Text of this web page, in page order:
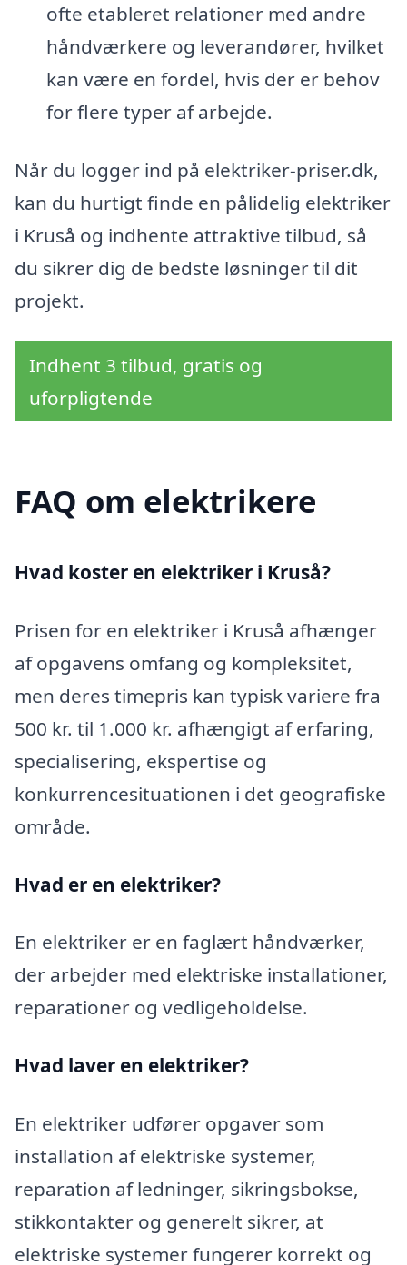
ofte etableret relationer med andre
håndværkere og leverandører, hvilket
kan være en fordel, hvis der er behov
for flere typer af arbejde.
Når du logger ind på elektriker-priser.dk,
kan du hurtigt finde en pålidelig elektriker
i Kruså og indhente attraktive tilbud, så
du sikrer dig de bedste løsninger til dit
projekt.
Indhent 3 tilbud, gratis og
uforpligtende
FAQ om elektrikere
Hvad koster en elektriker i Kruså?
Prisen for en elektriker i Kruså afhænger
af opgavens omfang og kompleksitet,
men deres timepris kan typisk variere fra
500 kr. til 1.000 kr. afhængigt af erfaring,
specialisering, ekspertise og
konkurrencesituationen i det geografiske
område.
Hvad er en elektriker?
En elektriker er en faglært håndværker,
der arbejder med elektriske installationer,
reparationer og vedligeholdelse.
Hvad laver en elektriker?
En elektriker udfører opgaver som
installation af elektriske systemer,
reparation af ledninger, sikringsbokse,
stikkontakter og generelt sikrer, at
elektriske systemer fungerer korrekt og